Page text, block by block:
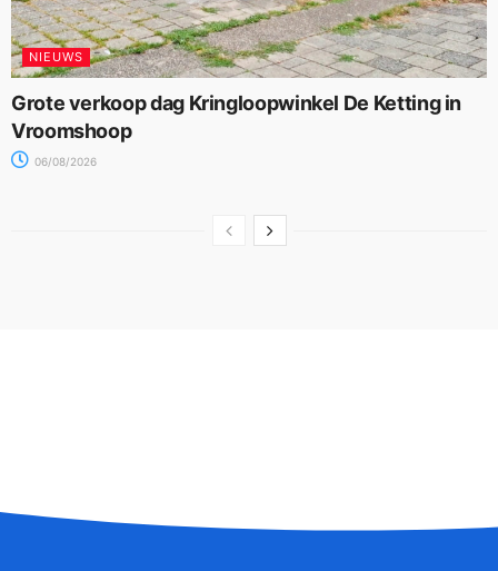
NIEUWS
Grote verkoop dag Kringloopwinkel De Ketting in
Vroomshoop
06/08/2026